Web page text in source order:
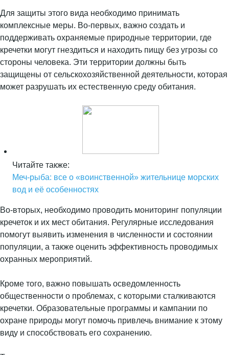
Для защиты этого вида необходимо принимать
комплексные меры. Во-первых, важно создать и
поддерживать охраняемые природные территории, где
кречетки могут гнездиться и находить пищу без угрозы со
стороны человека. Эти территории должны быть
защищены от сельскохозяйственной деятельности, которая
может разрушать их естественную среду обитания.
Читайте также:
Меч-рыба: все о «воинственной» жительнице морских
вод и её особенностях
Во-вторых, необходимо проводить мониторинг популяции
кречеток и их мест обитания. Регулярные исследования
помогут выявить изменения в численности и состоянии
популяции, а также оценить эффективность проводимых
охранных мероприятий.
Кроме того, важно повышать осведомленность
общественности о проблемах, с которыми сталкиваются
кречетки. Образовательные программы и кампании по
охране природы могут помочь привлечь внимание к этому
виду и способствовать его сохранению.